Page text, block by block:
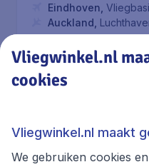
Eindhoven
Auckland
Bekijk alle
bezoekers van vliegwinkel.nl
Meer info
Vliegwinkel.nl
cookies
Vliegwinkel.nl maakt
We gebruiken cookies